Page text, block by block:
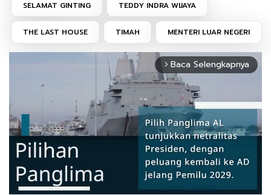
SELAMAT GINTING TEDDY INDRA WIJAYA
THE LAST HOUSE TIMAH MENTERI LUAR NEGERI
arrow_forward_ios Baca Selengkapnya